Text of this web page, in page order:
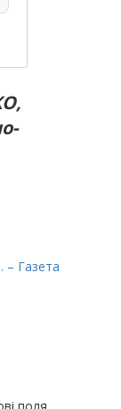
– Газета